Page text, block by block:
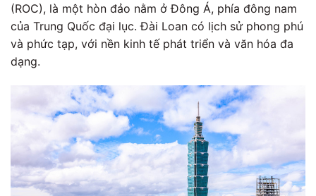
(ROC), là một hòn đảo nằm ở Đông Á, phía đông nam
của Trung Quốc đại lục. Đài Loan có lịch sử phong phú
và phức tạp, với nền kinh tế phát triển và văn hóa đa
dạng.